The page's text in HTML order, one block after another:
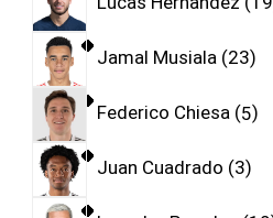
Jamal Musiala 23
Federico Chiesa 5
Juan Cuadrado 3